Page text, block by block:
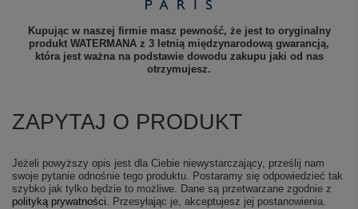
Kupując w naszej firmie masz pewność, że jest to oryginalny
produkt WATERMANA z 3 letnią międzynarodową gwarancją,
która jest ważna na podstawie dowodu zakupu jaki od nas
otrzymujesz.
ZAPYTAJ O PRODUKT
Jeżeli powyższy opis jest dla Ciebie niewystarczający, prześlij nam
swoje pytanie odnośnie tego produktu. Postaramy się odpowiedzieć tak
szybko jak tylko będzie to możliwe. Dane są przetwarzane zgodnie z
polityką prywatności. Przesyłając je, akceptujesz jej postanowienia.